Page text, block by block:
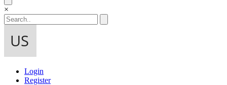
×
Login
Register